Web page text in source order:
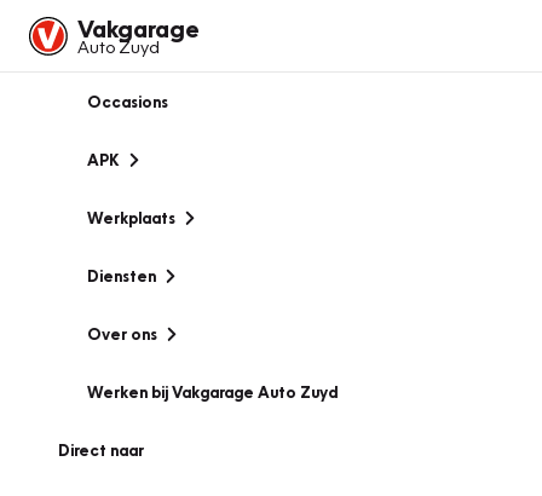
Vakgarage
Auto Zuyd
Occasions
APK
Werkplaats
Diensten
Over ons
Werken bij Vakgarage Auto Zuyd
Direct naar